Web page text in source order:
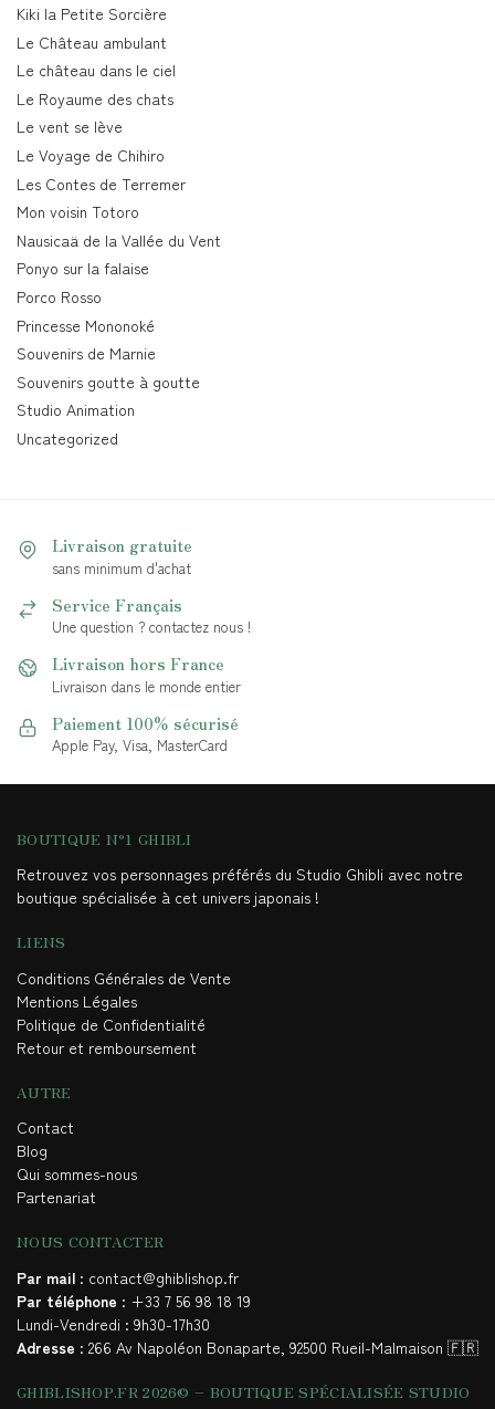
Kiki la Petite Sorcière
Le Château ambulant
Le château dans le ciel
Le Royaume des chats
Le vent se lève
Le Voyage de Chihiro
Les Contes de Terremer
Mon voisin Totoro
Nausicaä de la Vallée du Vent
Ponyo sur la falaise
Porco Rosso
Princesse Mononoké
Souvenirs de Marnie
Souvenirs goutte à goutte
Studio Animation
Uncategorized
Livraison gratuite
sans minimum d'achat
Service Français
Une question ? contactez nous !
Livraison hors France
Livraison dans le monde entier
Paiement 100% sécurisé
Apple Pay, Visa, MasterCard
BOUTIQUE N°1 GHIBLI
Retrouvez vos personnages préférés du Studio Ghibli avec notre
boutique spécialisée à cet univers japonais !
LIENS
Conditions Générales de Vente
Mentions Légales
Politique de Confidentialité
Retour et remboursement
AUTRE
Contact
Blog
Qui sommes-nous
Partenariat
NOUS CONTACTER
Par mail : contact@ghiblishop.fr
Par téléphone : +33 7 56 98 18 19
Lundi-Vendredi : 9h30-17h30
Adresse : 266 Av Napoléon Bonaparte, 92500 Rueil-Malmaison 🇫🇷
GHIBLISHOP.FR 2026© – BOUTIQUE SPÉCIALISÉE STUDIO